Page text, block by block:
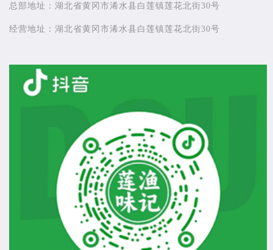
总部地址： 湖北省黄冈市浠水县白莲镇莲花北街30号
经营地址： 湖北省黄冈市浠水县白莲镇莲花北街30号